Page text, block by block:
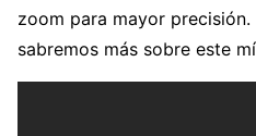
zoom para mayor precisión.
sabremos más sobre este